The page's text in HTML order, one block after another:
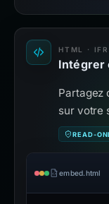
HTML ·
Intégrer
Partagez
sur votre
READ-
embed.html